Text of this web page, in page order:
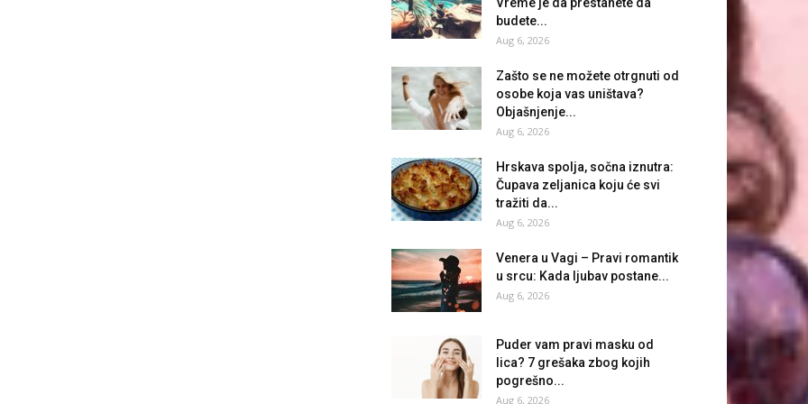
budete...
Aug 6, 2026
Zašto se ne možete otrgnuti od
osobe koja vas uništava?
Objašnjenje...
Aug 6, 2026
Hrskava spolja, sočna iznutra:
Čupava zeljanica koju će svi
tražiti da...
Aug 6, 2026
Venera u Vagi – Pravi romantik
u srcu: Kada ljubav postane...
Aug 6, 2026
Puder vam pravi masku od
lica? 7 grešaka zbog kojih
pogrešno...
Aug 6, 2026